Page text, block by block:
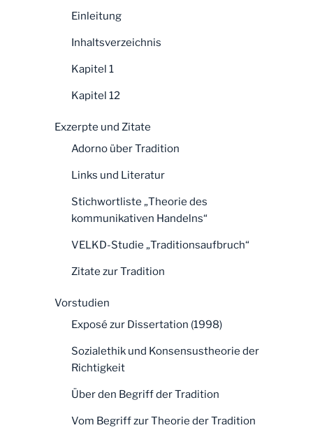
Einleitung
Inhaltsverzeichnis
Kapitel 1
Kapitel 12
Exzerpte und Zitate
Adorno über Tradition
Links und Literatur
Stichwortliste „Theorie des
kommunikativen Handelns“
VELKD-Studie „Traditionsaufbruch“
Zitate zur Tradition
Vorstudien
Exposé zur Dissertation (1998)
Sozialethik und Konsensustheorie der
Richtigkeit
Über den Begriff der Tradition
Vom Begriff zur Theorie der Tradition